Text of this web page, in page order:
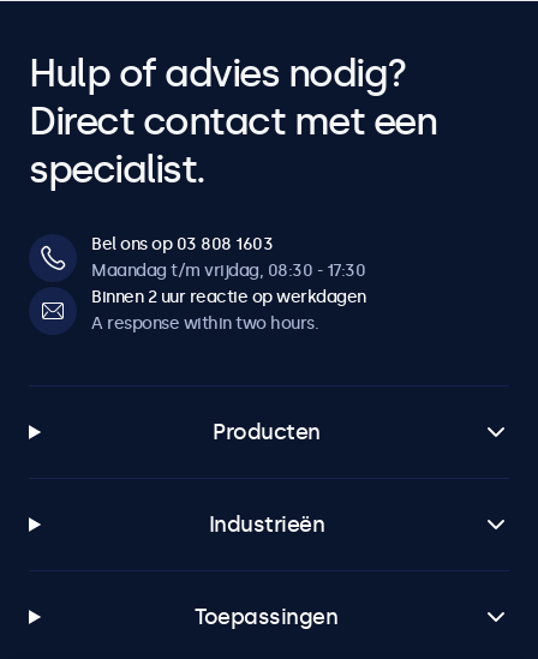
Hulp of advies nodig?
Direct contact met een
specialist.
Bel ons op 03 808 1603
Maandag t/m vrijdag, 08:30 - 17:30
Binnen 2 uur reactie op werkdagen
A response within two hours.
Producten
Industrieën
Toepassingen